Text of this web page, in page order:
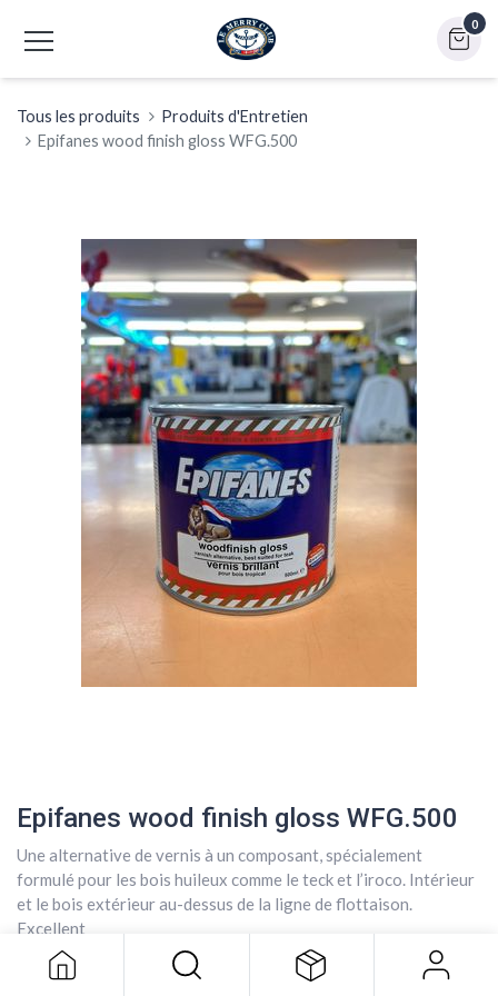
0
Tous les produits
Produits d'Entretien
Epifanes wood finish gloss WFG.500
Epifanes wood finish gloss WFG.500
Une alternative de vernis à un composant, spécialement
formulé pour les bois huileux comme le teck et l’iroco. Intérieur
et le bois extérieur au-dessus de la ligne de flottaison.
Excellent
flexibilité, résistant à l’eau et haute construction. Sèche
clairement
Epifanes wood finish gloss WFG.500
35,40$